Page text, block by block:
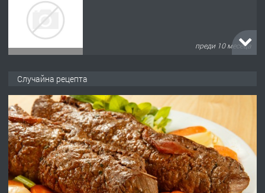
преди 10 месеца
преди 1 година
ПРЕДЛАГА Работа за общи работници
Случайна рецепта